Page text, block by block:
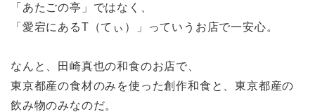
「あたごの亭」ではなく、
「愛宕にあるT（てぃ）」っていうお店で一安心。
なんと、田崎真也の和食のお店で、
東京都産の食材のみを使った創作和食と、東京都産の
飲み物のみなのだ。